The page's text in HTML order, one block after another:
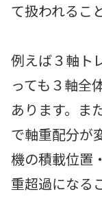
て扱われるこ
例えば３軸ト
っても３軸全
あります。ま
で軸重配分が
機の積載位置
重超過になる